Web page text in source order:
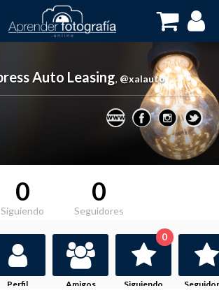
Auto Leasing, @xalauto
0
Siguiendo
0
Seguidores
Perfil Amigos Siguiendo
0